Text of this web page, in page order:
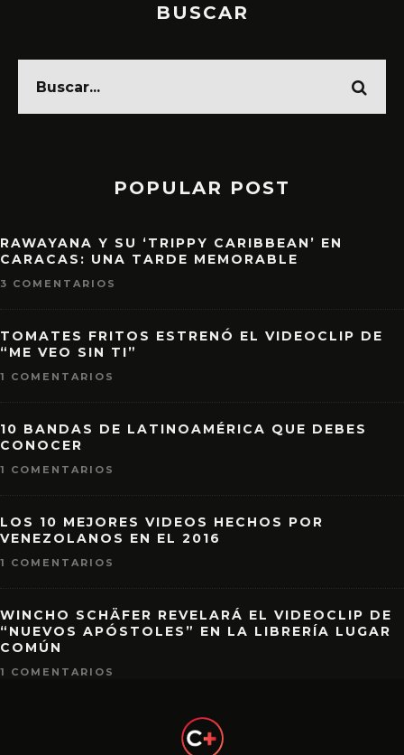
BUSCAR
POPULAR POST
RAWAYANA Y SU ‘TRIPPY CARIBBEAN’ EN
CARACAS: UNA TARDE MEMORABLE
3 COMENTARIOS
TOMATES FRITOS ESTRENÓ EL VIDEOCLIP DE
“ME VEO SIN TI”
1 COMENTARIOS
10 BANDAS DE LATINOAMÉRICA QUE DEBES
CONOCER
1 COMENTARIOS
LOS 10 MEJORES VIDEOS HECHOS POR
VENEZOLANOS EN EL 2016
1 COMENTARIOS
WINCHO SCHÄFER REVELARÁ EL VIDEOCLIP DE
“NUEVOS APÓSTOLES” EN LA LIBRERÍA LUGAR
COMÚN
1 COMENTARIOS